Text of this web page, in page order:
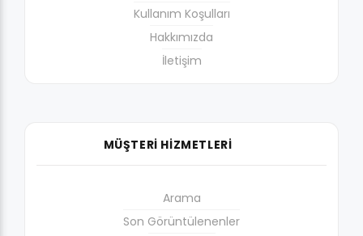
Kullanım Koşulları
Hakkımızda
İletişim
MÜŞTERİ HİZMETLERİ
Arama
Son Görüntülenenler